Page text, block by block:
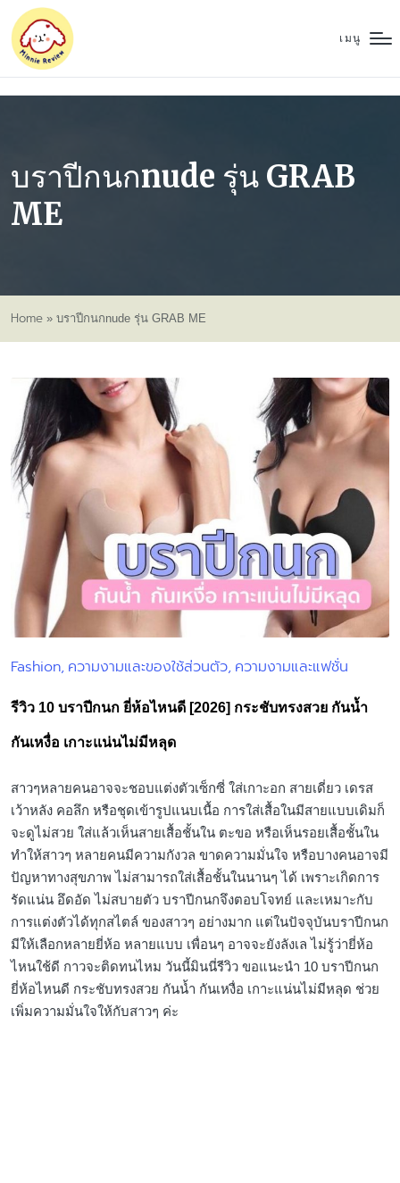
เมนู
บราปีกนกnude รุ่น GRAB
ME
Home » บราปีกนกnude รุ่น GRAB ME
Posted
Fashion ความงามและของใช้ส่วนตัว ความงามและแฟชั่น
รีวิว 10 บราปีกนก ยี่ห้อไหนดี [2026] กระชับทรงสวย กันน้ำ
กันเหงื่อ เกาะแน่นไม่มีหลุด
สาวๆหลายคนอาจจะชอบแต่งตัวเซ็กซี่ ใส่เกาะอก สายเดี่ยว เดรส
เว้าหลัง คอลึก หรือชุดเข้ารูปแนบเนื้อ การใส่เสื้อในมีสายแบบเดิมก็
จะดูไม่สวย ใส่แล้วเห็นสายเสื้อชั้นใน ตะขอ หรือเห็นรอยเสื้อชั้นใน
ทำให้สาวๆ หลายคนมีความกังวล ขาดความมั่นใจ หรือบางคนอาจมี
ปัญหาทางสุขภาพ ไม่สามารถใส่เสื้อชั้นในนานๆ ได้ เพราะเกิดการ
รัดแน่น อึดอัด ไม่สบายตัว บราปีกนกจึงตอบโจทย์ และเหมาะกับ
การแต่งตัวได้ทุกสไตล์ ของสาวๆ อย่างมาก แต่ในปัจจุบันบราปีกนก
มีให้เลือกหลายยี่ห้อ หลายแบบ เพื่อนๆ อาจจะยังลังเล ไม่รู้ว่ายี่ห้อ
ไหนใช้ดี กาวจะติดทนไหม วันนี้มินนี่รีวิว ขอแนะนำ 10 บราปีกนก
ยี่ห้อไหนดี กระชับทรงสวย กันน้ำ กันเหงื่อ เกาะแน่นไม่มีหลุด ช่วย
เพิ่มความมั่นใจให้กับสาวๆ ค่ะ